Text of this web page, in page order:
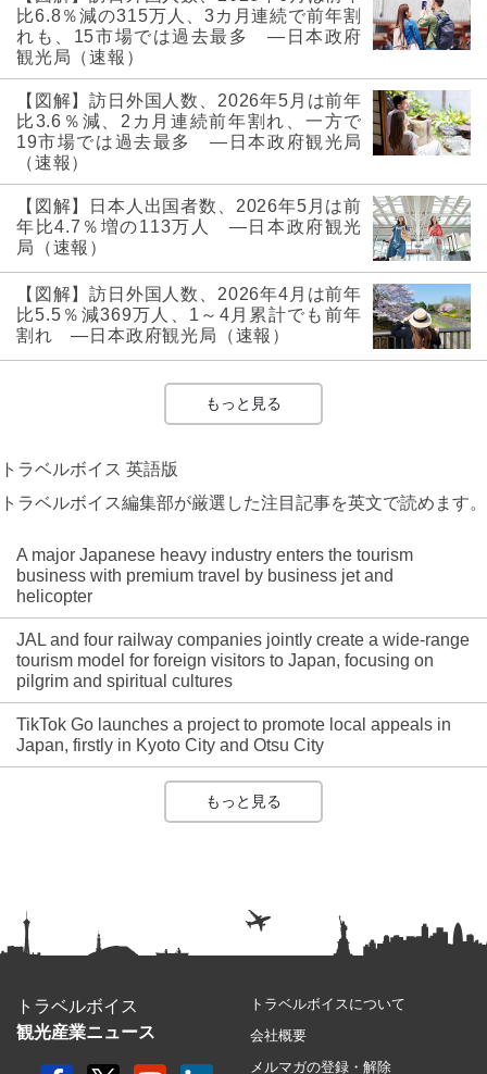
比6.8％減の315万人、3カ月連続で前年割
れも、15市場では過去最多 ―日本政府
観光局（速報）
【図解】訪日外国人数、2026年5月は前年
比3.6％減、2カ月連続前年割れ、一方で
19市場では過去最多 ―日本政府観光局
（速報）
【図解】日本人出国者数、2026年5月は前
年比4.7％増の113万人 ―日本政府観光
局（速報）
【図解】訪日外国人数、2026年4月は前年
比5.5％減369万人、1～4月累計でも前年
割れ ―日本政府観光局（速報）
もっと見る
トラベルボイス 英語版
トラベルボイス編集部が厳選した注目記事を英文で読めます。
A major Japanese heavy industry enters the tourism
business with premium travel by business jet and
helicopter
JAL and four railway companies jointly create a wide-range
tourism model for foreign visitors to Japan, focusing on
pilgrim and spiritual cultures
TikTok Go launches a project to promote local appeals in
Japan, firstly in Kyoto City and Otsu City
もっと見る
トラベルボイス
観光産業ニュース
トラベルボイスについて
会社概要
メルマガの登録・解除